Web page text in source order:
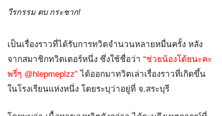
วีรกรรม ตบ กระชาก!
เป็นเรื่องราวที่ได้รับการทวิตจำนวนหลายหมื่นครั้ง หลัง
จากสมาชิกทวิตเตอร์หนึ่ง ซึ่งใช้ชื่อว่า “ช่วยน้องโด้ยนะคะ
พรี่ๆ @hlepmeplzz” ได้ออกมาทวิตเล่าเรื่องราวที่เกิดขึ้น
ในโรงเรียนแห่งหนึ่ง โดยระบุว่าอยู่ที่ จ.สระบุรี